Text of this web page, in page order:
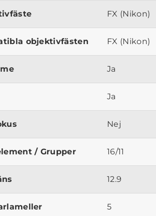
FX (Nikon)
objektivfästen FX (Nikon)
Ja
Ja
Nej
/ Grupper 16/11
12.9
5